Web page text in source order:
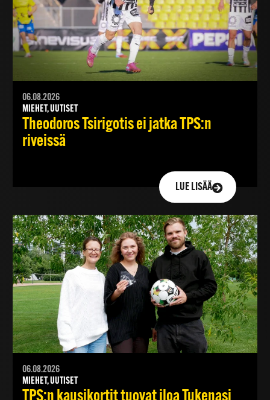
06.08.2026
MIEHET, UUTISET
Theodoros Tsirigotis ei jatka TPS:n
riveissä
LUE LISÄÄ
06.08.2026
MIEHET, UUTISET